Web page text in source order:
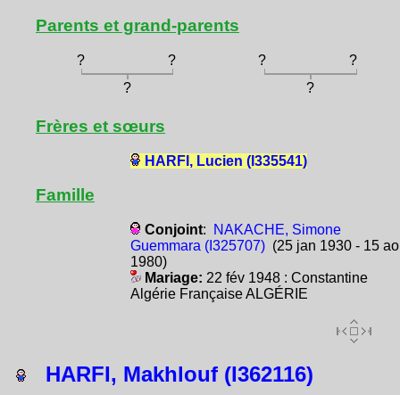
Parents et grand-parents
? ? ?
?
?
?
Frères et sœurs
HARFI, Lucien (I335541)
Famille
Conjoint:
NAKACHE, Simone
Guemmara (I325707)(25 jan 1930 - 15
1980)
Mariage: 22 fév 1948 : Constantine
Algérie Française ALGÉRIE
HARFI, Makhlouf (I362116)